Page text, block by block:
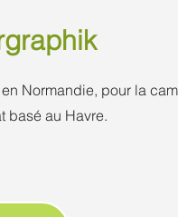
Normandie, pour la
basé au Havre.